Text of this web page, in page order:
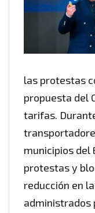
las protestas
propuesta del
tarifas.
municipios del
protestas y
reducción en
administrados